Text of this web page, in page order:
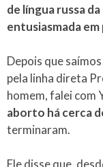
de língua russa
entusiasmada
Depois que
pela linha direta
homem, falei com
aborto há cerca
terminaram.
Ele disse que,